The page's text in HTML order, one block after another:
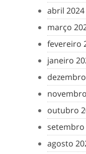
abril 2024
março
fevereiro
janeiro
outubro
setembro
agosto